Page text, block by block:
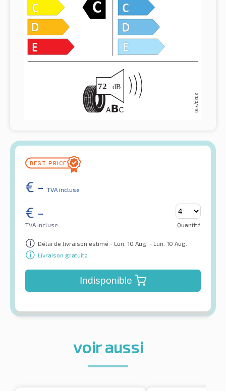
€ - TVA incluse
€ -
TVA incluse Quantité
Délai de livraison estimé - Lun. 10 Aug. - Lun. 10 Aug.
Livraison gratuite
Indisponible
voir aussi